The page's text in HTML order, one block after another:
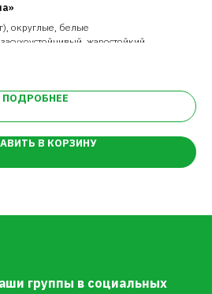
округлые, белые
жаростойкий.
ПОДРОБНЕЕ
В КОРЗИНУ
группы в социальных